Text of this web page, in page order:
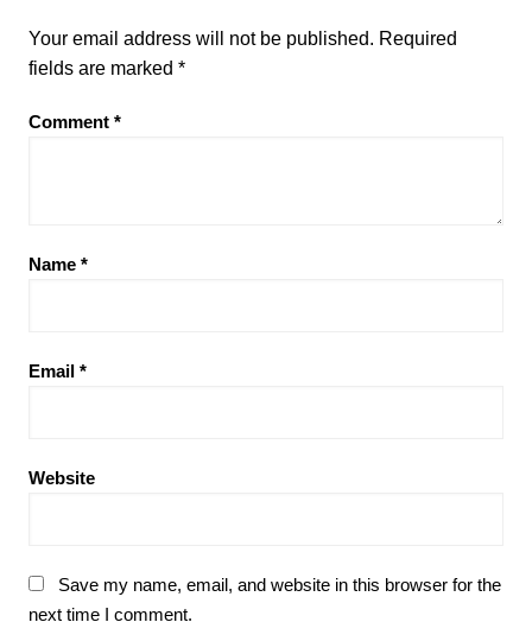
Your email address will not be published. Required
fields are marked *
Comment *
Name *
Email *
Website
Save my name, email, and website in this browser for the
next time I comment.